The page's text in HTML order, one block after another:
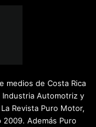
medios de Costa Rica
Automotriz y
Revista Puro Motor,
Además Puro